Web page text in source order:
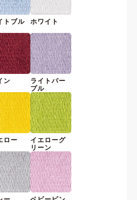
トブル
ホワイト
ン
ライトパー
プル
ロー
イエローグ
リーン